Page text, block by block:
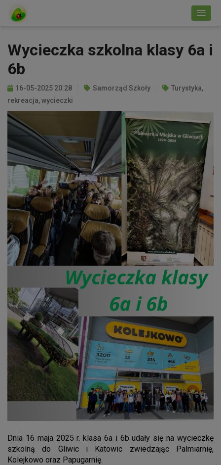
Wycieczka szkolna klasy 6a i
6b
16-05-2025 20:28 Samorząd Szkoły
Turystyka,
rekreacja, wycieczki
Dnia 16 maja 2025 r. klasa 6a i 6b udały się na wycieczkę
szkolną do Gliwic i Katowic zwiedzając Palmiarnię,
Kolejkowo oraz Papugarnię.